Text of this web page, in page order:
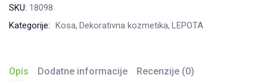
Br:
količina
SKU: 18098
Kategorije: Kosa Dekorativna kozmetika LEPOTA
Opis Dodatne informacije Recenzije (0)